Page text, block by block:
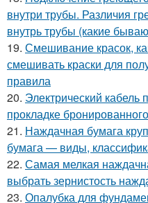
внутри трубы. Различия
внутрь трубы (какие
19. Смешивание красок,
смешивать краски для
правила
20. Электрический кабель
прокладке
21. Наждачная бумага
бумага — виды,
22. Самая мелкая
выбрать зернистость
23. Опалубка для